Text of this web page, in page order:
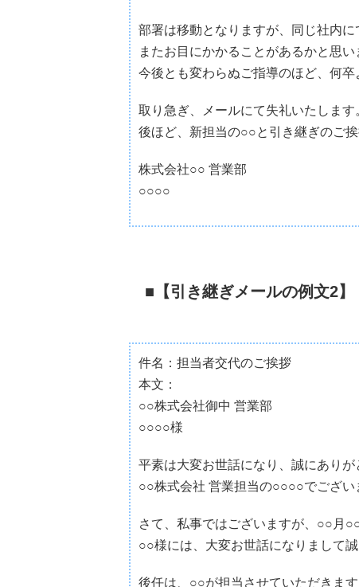
部署は移動となりますが、同じ社内に
またお目にかかることがあるかと思い
今後とも変わらぬご指導のほど、何卒
取り急ぎ、メールにて失礼いたします
後ほど、新担当の○○と引き継ぎのご挨
株式会社○○ 営業部
○○○○
【引き継ぎメールの例文2】
件名：担当者交代のご挨拶
本文：
○○株式会社御中 営業部
○○○○様
平素は大変お世話になり、誠にありが
○○株式会社 営業担当の○○○○でござい
さて、私事ではございますが、○○月
○○様には、大変お世話になりまして
後任は、○○が担当させていただきます